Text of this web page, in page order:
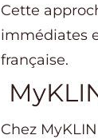
Cette
immédiates
française.
Chez